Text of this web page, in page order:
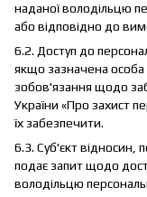
наданої володільцю
або відповідно до
6.2. Доступ до
якщо зазначена особа
зобов'язання щодо
України «Про захист
їх забезпечити.
6.3. Суб'єкт відносин,
подає запит щодо
володільцю